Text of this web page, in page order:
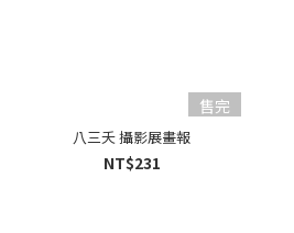
售完
八三夭 攝影展畫報
NT$231